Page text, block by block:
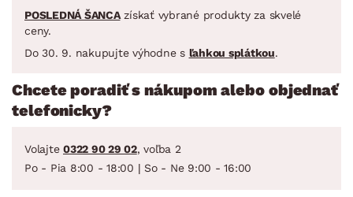
POSLEDNÁ ŠANCAzískať vybrané produkty za skvelé
ceny.
Do 30. 9. nakupujte výhodne s ľahkou splátkou.
Chcete poradiť s nákupom alebo objednať
telefonicky?
Volajte 0322 90 29 02, voľba 2
Po - Pia 8:00 - 18:00 | So - Ne 9:00 - 16:00